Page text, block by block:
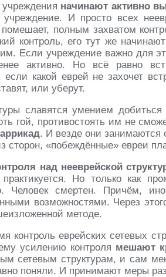
начинают активно
учреждение. И просто всех
полным захватом
контроль, его тут же
Если учреждение важно для
активно. Но всё равно
если какой еврей не захочет
или уберут.
славятся умением
гой, противостоять им не
. И везде они
сторон, «побеждённые» евреи
над нееврейской
Но только как
Человек смертен. Причём,
возможностями. Через
методе.
контроль еврейских сетевых
усилению контроля мешают
сетевым структурам, и сам
поняли. И принимают меры